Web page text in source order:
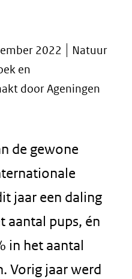
2022
Natuur
en
door Ageningen
de gewone
jaar een daling
aantal pups, én
in het aantal
Vorig jaar werd